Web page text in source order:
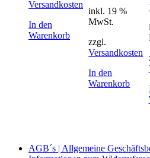
Versandkosten
In den
Warenkorb
inkl. 19 %
MwSt.
zzgl.
Versandkosten
In den
Warenkorb
AGB´s | Allgemeine